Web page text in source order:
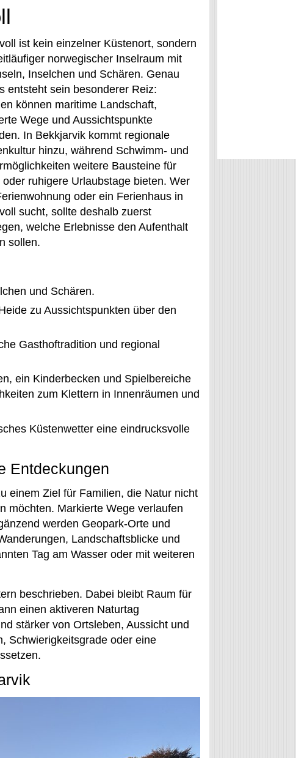
ist kein einzelner Küstenort, sondern
norwegischer Inselraum mit
Inselchen und Schären. Genau
entsteht sein besonderer Reiz:
können maritime Landschaft,
Wege und Aussichtspunkte
In Bekkjarvik kommt regionale
hinzu, während Schwimm- und
weitere Bausteine für
oder ruhigere Urlaubstage bieten. Wer
oder ein Ferienhaus in
sucht, sollte deshalb zuerst
welche Erlebnisse den Aufenthalt
sollen.
und Schären.
zu Aussichtspunkten über den
Gasthoftradition und regional
ein Kinderbecken und Spielbereiche
zum Klettern in Innenräumen und
Küstenwetter eine eindrucksvolle
Entdeckungen
einem Ziel für Familien, die Natur nicht
möchten. Markierte Wege verlaufen
werden Geopark-Orte und
Landschaftsblicke und
Tag am Wasser oder mit weiteren
beschrieben. Dabei bleibt Raum für
einen aktiveren Naturtag
stärker von Ortsleben, Aussicht und
Schwierigkeitsgrade oder eine